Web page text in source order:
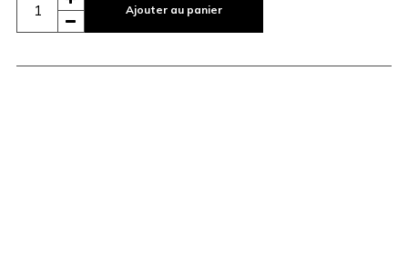
Ajouter au panier